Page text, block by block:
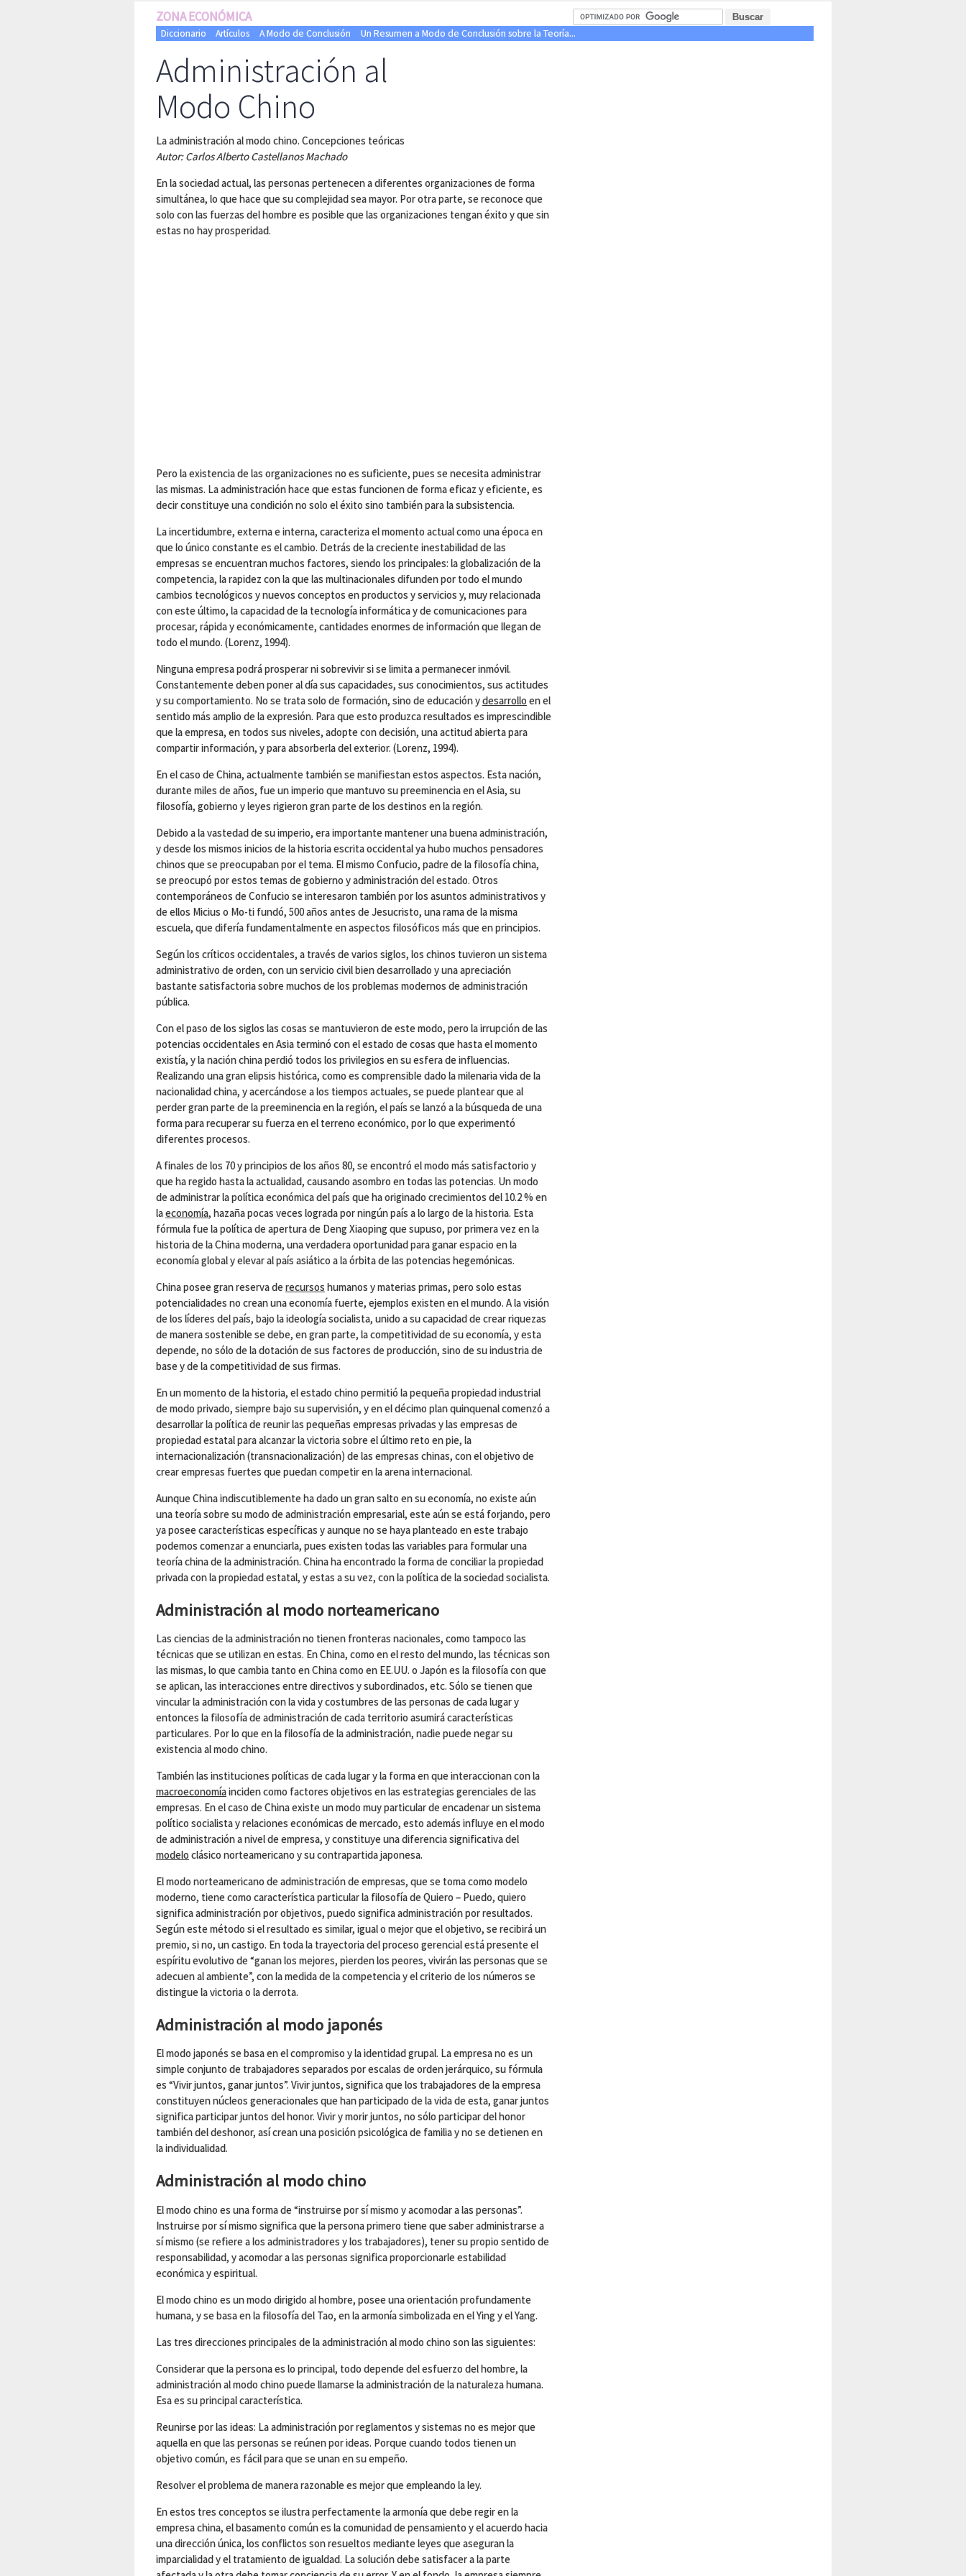
ZONA ECONÓMICA
Diccionario Artículos A Modo de Conclusión Un Resumen a Modo de Conclusión sobre la Teoría...
Administración al
Modo Chino
La administración al modo chino. Concepciones teóricas
Autor: Carlos Alberto Castellanos Machado
En la sociedad actual, las personas pertenecen a diferentes organizaciones de forma
simultánea, lo que hace que su complejidad sea mayor. Por otra parte, se reconoce que
solo con las fuerzas del hombre es posible que las organizaciones tengan éxito y que sin
estas no hay prosperidad.
Pero la existencia de las organizaciones no es suficiente, pues se necesita administrar
las mismas. La administración hace que estas funcionen de forma eficaz y eficiente, es
decir constituye una condición no solo el éxito sino también para la subsistencia.
La incertidumbre, externa e interna, caracteriza el momento actual como una época en
que lo único constante es el cambio. Detrás de la creciente inestabilidad de las
empresas se encuentran muchos factores, siendo los principales: la globalización de la
competencia, la rapidez con la que las multinacionales difunden por todo el mundo
cambios tecnológicos y nuevos conceptos en productos y servicios y, muy relacionada
con este último, la capacidad de la tecnología informática y de comunicaciones para
procesar, rápida y económicamente, cantidades enormes de información que llegan de
todo el mundo. (Lorenz, 1994).
Ninguna empresa podrá prosperar ni sobrevivir si se limita a permanecer inmóvil.
Constantemente deben poner al día sus capacidades, sus conocimientos, sus actitudes
y su comportamiento. No se trata solo de formación, sino de educación ydesarrollo en el
sentido más amplio de la expresión. Para que esto produzca resultados es imprescindible
que la empresa, en todos sus niveles, adopte con decisión, una actitud abierta para
compartir información, y para absorberla del exterior. (Lorenz, 1994).
En el caso de China, actualmente también se manifiestan estos aspectos. Esta nación,
durante miles de años, fue un imperio que mantuvo su preeminencia en el Asia, su
filosofía, gobierno y leyes rigieron gran parte de los destinos en la región.
Debido a la vastedad de su imperio, era importante mantener una buena administración,
y desde los mismos inicios de la historia escrita occidental ya hubo muchos pensadores
chinos que se preocupaban por el tema. El mismo Confucio, padre de la filosofía china,
se preocupó por estos temas de gobierno y administración del estado. Otros
contemporáneos de Confucio se interesaron también por los asuntos administrativos y
de ellos Micius o Mo-ti fundó, 500 años antes de Jesucristo, una rama de la misma
escuela, que difería fundamentalmente en aspectos filosóficos más que en principios.
Según los críticos occidentales, a través de varios siglos, los chinos tuvieron un sistema
administrativo de orden, con un servicio civil bien desarrollado y una apreciación
bastante satisfactoria sobre muchos de los problemas modernos de administración
pública.
Con el paso de los siglos las cosas se mantuvieron de este modo, pero la irrupción de las
potencias occidentales en Asia terminó con el estado de cosas que hasta el momento
existía, y la nación china perdió todos los privilegios en su esfera de influencias.
Realizando una gran elipsis histórica, como es comprensible dado la milenaria vida de la
nacionalidad china, y acercándose a los tiempos actuales, se puede plantear que al
perder gran parte de la preeminencia en la región, el país se lanzó a la búsqueda de una
forma para recuperar su fuerza en el terreno económico, por lo que experimentó
diferentes procesos.
A finales de los 70 y principios de los años 80, se encontró el modo más satisfactorio y
que ha regido hasta la actualidad, causando asombro en todas las potencias. Un modo
de administrar la política económica del país que ha originado crecimientos del 10.2 % en
laeconomía, hazaña pocas veces lograda por ningún país a lo largo de la historia. Esta
fórmula fue la política de apertura de Deng Xiaoping que supuso, por primera vez en la
historia de la China moderna, una verdadera oportunidad para ganar espacio en la
economía global y elevar al país asiático a la órbita de las potencias hegemónicas.
China posee gran reserva derecursos humanos y materias primas, pero solo estas
potencialidades no crean una economía fuerte, ejemplos existen en el mundo. A la visión
de los líderes del país, bajo la ideología socialista, unido a su capacidad de crear riquezas
de manera sostenible se debe, en gran parte, la competitividad de su economía, y esta
depende, no sólo de la dotación de sus factores de producción, sino de su industria de
base y de la competitividad de sus firmas.
En un momento de la historia, el estado chino permitió la pequeña propiedad industrial
de modo privado, siempre bajo su supervisión, y en el décimo plan quinquenal comenzó a
desarrollar la política de reunir las pequeñas empresas privadas y las empresas de
propiedad estatal para alcanzar la victoria sobre el último reto en pie, la
internacionalización (transnacionalización) de las empresas chinas, con el objetivo de
crear empresas fuertes que puedan competir en la arena internacional.
Aunque China indiscutiblemente ha dado un gran salto en su economía, no existe aún
una teoría sobre su modo de administración empresarial, este aún se está forjando, pero
ya posee características específicas y aunque no se haya planteado en este trabajo
podemos comenzar a enunciarla, pues existen todas las variables para formular una
teoría china de la administración. China ha encontrado la forma de conciliar la propiedad
privada con la propiedad estatal, y estas a su vez, con la política de la sociedad socialista.
Administración al modo norteamericano
Las ciencias de la administración no tienen fronteras nacionales, como tampoco las
técnicas que se utilizan en estas. En China, como en el resto del mundo, las técnicas son
las mismas, lo que cambia tanto en China como en EE.UU. o Japón es la filosofía con que
se aplican, las interacciones entre directivos y subordinados, etc. Sólo se tienen que
vincular la administración con la vida y costumbres de las personas de cada lugar y
entonces la filosofía de administración de cada territorio asumirá características
particulares. Por lo que en la filosofía de la administración, nadie puede negar su
existencia al modo chino.
También las instituciones políticas de cada lugar y la forma en que interaccionan con la
macroeconomíainciden como factores objetivos en las estrategias gerenciales de las
empresas. En el caso de China existe un modo muy particular de encadenar un sistema
político socialista y relaciones económicas de mercado, esto además influye en el modo
de administración a nivel de empresa, y constituye una diferencia significativa del
modelo clásico norteamericano y su contrapartida japonesa.
El modo norteamericano de administración de empresas, que se toma como modelo
moderno, tiene como característica particular la filosofía de Quiero – Puedo, quiero
significa administración por objetivos, puedo significa administración por resultados.
Según este método si el resultado es similar, igual o mejor que el objetivo, se recibirá un
premio, si no, un castigo. En toda la trayectoria del proceso gerencial está presente el
espíritu evolutivo de “ganan los mejores, pierden los peores, vivirán las personas que se
adecuen al ambiente”, con la medida de la competencia y el criterio de los números se
distingue la victoria o la derrota.
Administración al modo japonés
El modo japonés se basa en el compromiso y la identidad grupal. La empresa no es un
simple conjunto de trabajadores separados por escalas de orden jerárquico, su fórmula
es “Vivir juntos, ganar juntos”. Vivir juntos, significa que los trabajadores de la empresa
constituyen núcleos generacionales que han participado de la vida de esta, ganar juntos
significa participar juntos del honor. Vivir y morir juntos, no sólo participar del honor
también del deshonor, así crean una posición psicológica de familia y no se detienen en
la individualidad.
Administración al modo chino
El modo chino es una forma de “instruirse por sí mismo y acomodar a las personas”.
Instruirse por sí mismo significa que la persona primero tiene que saber administrarse a
sí mismo (se refiere a los administradores y los trabajadores), tener su propio sentido de
responsabilidad, y acomodar a las personas significa proporcionarle estabilidad
económica y espiritual.
El modo chino es un modo dirigido al hombre, posee una orientación profundamente
humana, y se basa en la filosofía del Tao, en la armonía simbolizada en el Ying y el Yang.
Las tres direcciones principales de la administración al modo chino son las siguientes:
Considerar que la persona es lo principal, todo depende del esfuerzo del hombre, la
administración al modo chino puede llamarse la administración de la naturaleza humana.
Esa es su principal característica.
Reunirse por las ideas: La administración por reglamentos y sistemas no es mejor que
aquella en que las personas se reúnen por ideas. Porque cuando todos tienen un
objetivo común, es fácil para que se unan en su empeño.
Resolver el problema de manera razonable es mejor que empleando la ley.
En estos tres conceptos se ilustra perfectamente la armonía que debe regir en la
empresa china, el basamento común es la comunidad de pensamiento y el acuerdo hacia
una dirección única, los conflictos son resueltos mediante leyes que aseguran la
imparcialidad y el tratamiento de igualdad. La solución debe satisfacer a la parte